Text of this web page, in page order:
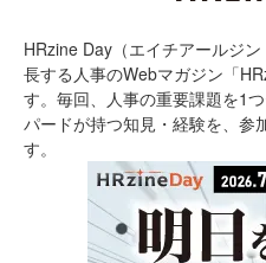
HRzine Day（エイチアールジ
長する人事のWebマガジン「
す。毎回、人事の重要課題を1
パードが持つ知見・経験を、参
す。